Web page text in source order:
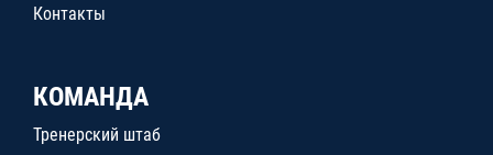
Контакты
КОМАНДА
Тренерский штаб